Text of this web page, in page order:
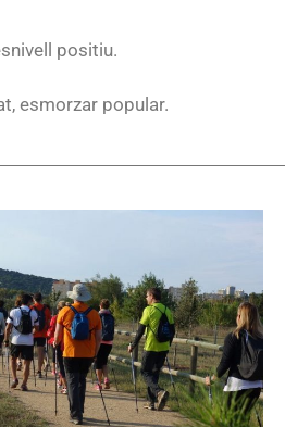
positiu.
esmorzar popular.